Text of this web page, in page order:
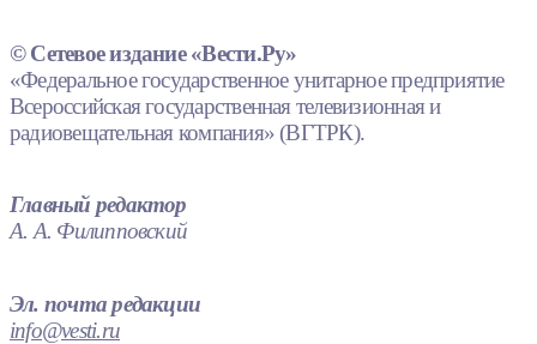
© Сетевое издание «Вести.Ру»
«Федеральное государственное унитарное предприятие
Всероссийская государственная телевизионная и
радиовещательная компания» (ВГТРК).
Главный редактор
А. А. Филипповский
Эл. почта редакции
info@vesti.ru